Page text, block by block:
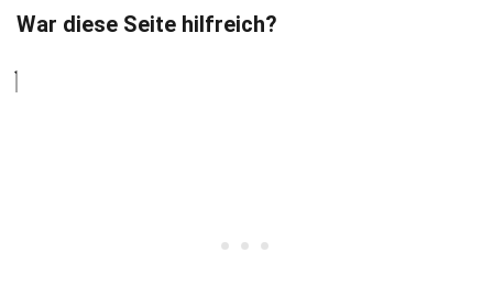
War diese Seite hilfreich?